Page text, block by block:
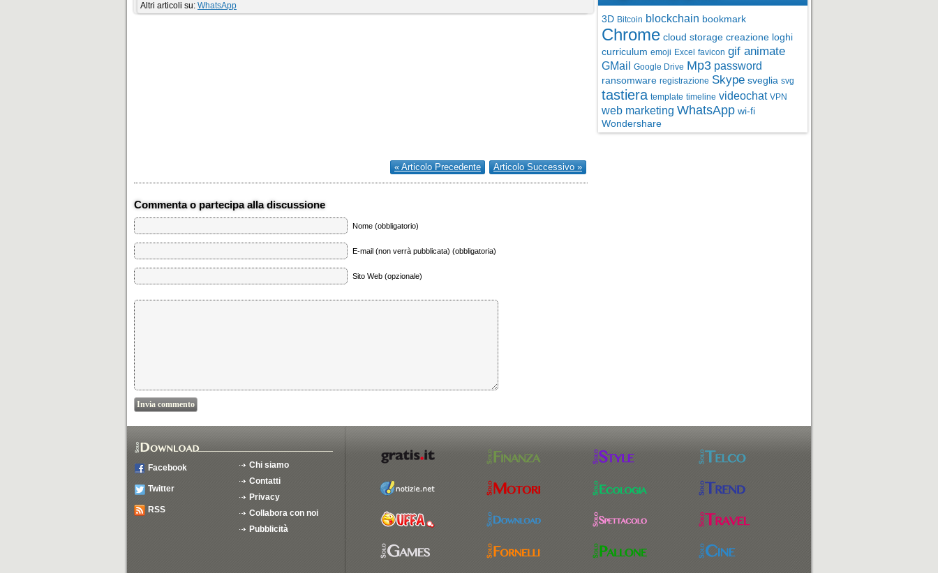
Altri articoli su: WhatsApp
« Articolo Precedente Articolo Successivo »
Commenta o partecipa alla discussione
Nome (obbligatorio)
E-mail (non verrà pubblicata) (obbligatoria)
Sito Web (opzionale)
3D Bitcoin blockchain bookmark
Chrome cloud storage creazione loghi
curriculum emoji Excel favicon gif animate
GMail Google Drive Mp3 password
ransomware registrazione Skype sveglia svg
tastiera template timeline videochat VPN
web marketing WhatsApp wi-fi
Wondershare
Facebook
Twitter
RSS
Chi siamo
Contatti
Privacy
Collabora con noi
Pubblicità